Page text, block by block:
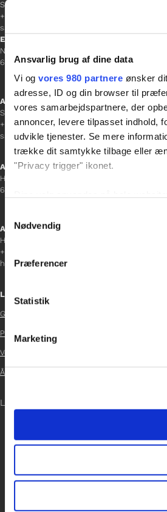
Ansvarlig brug af dine data
Vi og vores 980 partnere ønsker
adresse, ID og din browser til
vores samarbejdspartnere, der
annoncer, levere tilpasset indhold,
udvikle tjenester. Se mere
trække dit samtykke tilbage eller
"Privacy trigger" ikonet.
Vi bruger cookies til at tilpasse
data med andre oplysninger, du
Nødvendig
Præferencer
Statistik
Marketing
Sacha Lohmann Weiss
+45 40 27 91 11
sacha.lw@gladfonden.dk
Esbjerg
Norgesgade 1, 2. sal
6700 Esbjerg
Afdelingschef
Sanne Hansen
+45 23 69 19 35
sanne.h@gladfonden.dk
Aabenraa
H P Hanssens Gade 23, 2.
6200 Aabenraa
Afdelingschef
Helene Teichert
+45 29 37 32 41
helene.t@gladfonden.dk
Links
Glad Fonden
Persondatapolitik
Vedtægter
Årsrapport 2024
LOG IND